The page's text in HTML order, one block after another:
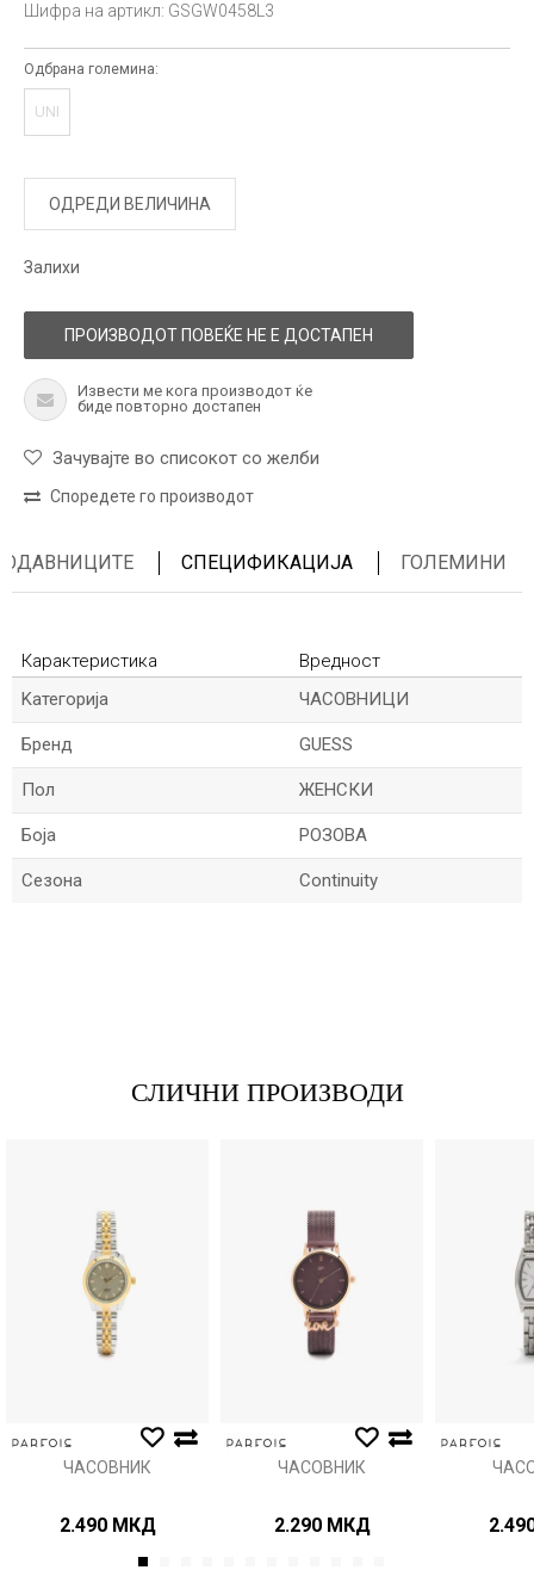
Шифра на артикл: GSGW0458L3
Одбрана големина:
UNI
ОДРЕДИ ВЕЛИЧИНА
Залихи
ПРОИЗВОДОТ ПОВЕЌЕ НЕ Е ДОСТАПЕН
Извести ме кога производот ќе
биде повторно достапен
Зачувајте во списокот со желби
Споредете го производот
СПЕЦИФИКАЦИЈА ГОЛЕМИНИ
Карактеристика
Вредност
Kатегорија
ЧАСОВНИЦИ
Бренд GUESS
Пол ЖЕНСКИ
Боја РОЗОВА
Сезона Continuity
Анти спам заштита - пресметајте колку е 4 + 1 :
СЛИЧНИ ПРОИЗВОДИ
ЧАСОВНИК
2.490 МКД
ЧАСОВНИК
2.290 МКД
1